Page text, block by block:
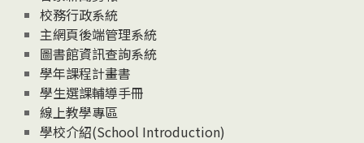
校務行政系統
主網頁後端管理系統
圖書館資訊查詢系統
學年課程計畫書
學生選課輔導手冊
線上教學專區
學校介紹(School Introduction)